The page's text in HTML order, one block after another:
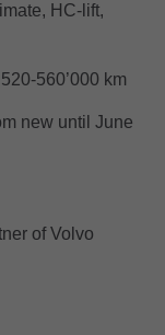
HC-lift,
560’000 km
new until June
of Volvo